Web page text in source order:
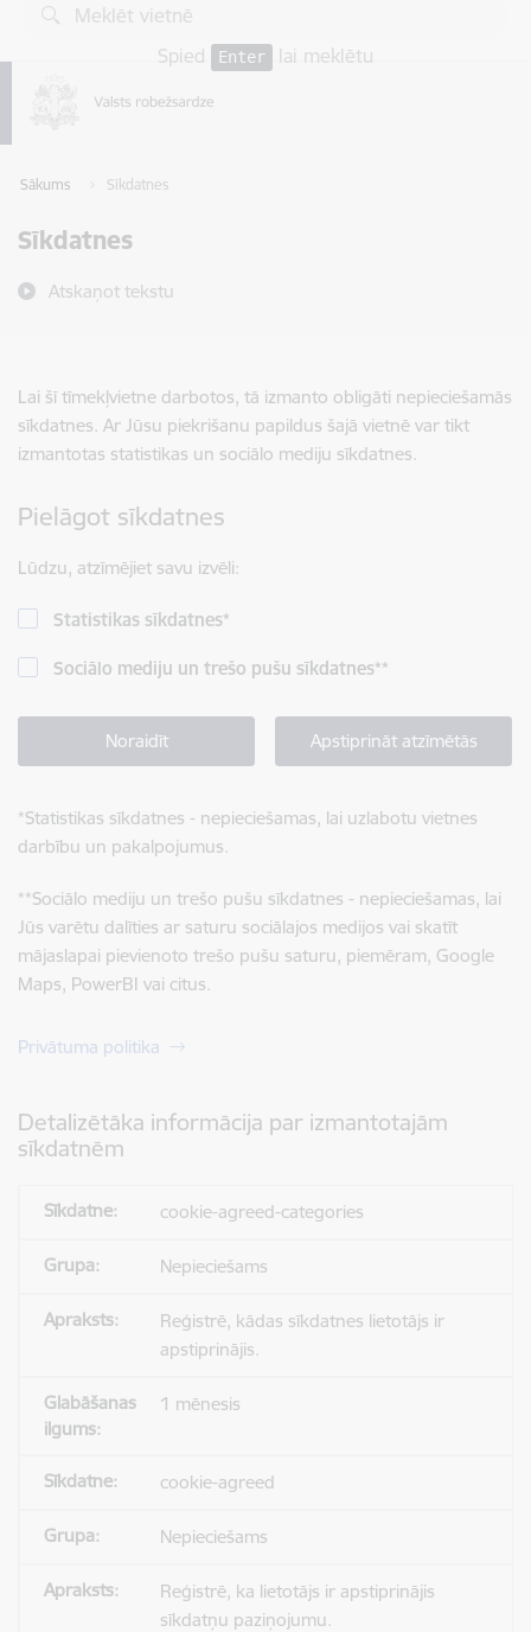
Pāriet uz lapas saturu
Spied
Enter lai meklētu
Sākums Sīkdatnes
Sīkdatnes
Atskaņot tekstu
Lai šī tīmekļvietne darbotos, tā izmanto obligāti nepieciešamās
sīkdatnes. Ar Jūsu piekrišanu papildus šajā vietnē var tikt
izmantotas statistikas un sociālo mediju sīkdatnes.
Pielāgot sīkdatnes
Lūdzu, atzīmējiet savu izvēli:
Statistikas sīkdatnes*
Sociālo mediju un trešo pušu sīkdatnes**
Noraidīt Apstiprināt atzīmētās
*Statistikas sīkdatnes - nepieciešamas, lai uzlabotu vietnes
darbību un pakalpojumus.
**Sociālo mediju un trešo pušu sīkdatnes - nepieciešamas, lai
Jūs varētu dalīties ar saturu sociālajos medijos vai skatīt
mājaslapai pievienoto trešo pušu saturu, piemēram, Google
Maps, PowerBI vai citus.
Privātuma politika
Detalizētāka informācija par izmantotajām
sīkdatnēm
cookie-agreed-categories
Nepieciešams
Reģistrē, kādas sīkdatnes lietotājs ir
apstiprinājis.
1 mēnesis
cookie-agreed
Nepieciešams
Reģistrē, ka lietotājs ir apstiprinājis
sīkdatņu paziņojumu.